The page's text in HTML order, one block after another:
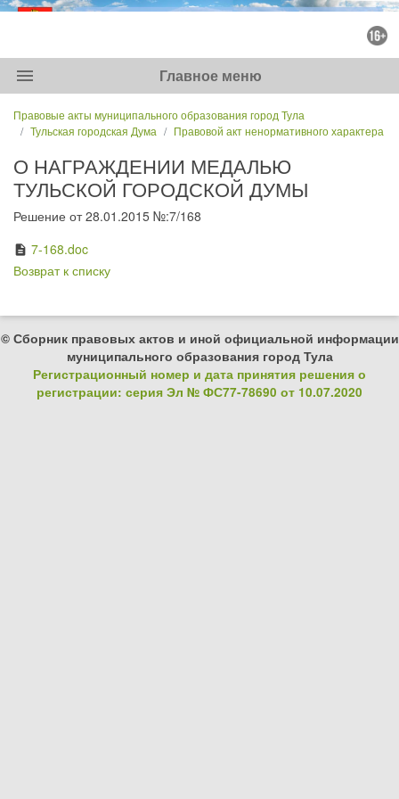
menu Главное меню
Правовые акты муниципального образования город Тула
Тульская городская Дума
Правовой акт ненормативного характера
О НАГРАЖДЕНИИ МЕДАЛЬЮ
ТУЛЬСКОЙ ГОРОДСКОЙ ДУМЫ
Решение от 28.01.2015 №:7/168
description 7-168.doc
Возврат к списку
© Сборник правовых актов и иной официальной информации
муниципального образования город Тула
Регистрационный номер и дата принятия решения о
регистрации: серия Эл № ФС77-78690 от 10.07.2020